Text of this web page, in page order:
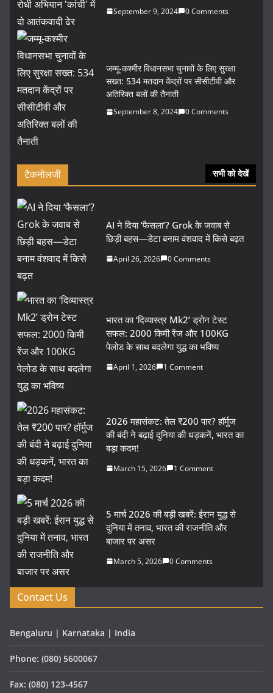
September 9, 2024 0 Comments
जम्मू-कश्मीर विधानसभा चुनावों के लिए सुरक्षा
सख्त: 534 मतदान केंद्रों पर सीसीटीवी और
अतिरिक्त बलों की तैनाती
September 8, 2024 0 Comments
टैकनोलजी सभी को देखें
AI ने दिया ‘फैसला’? Grok के जवाब से
छिड़ी बहस—डेटा बनाम वंशवाद में किसे बढ़त
April 26, 2026 0 Comments
भारत का ‘दिव्यास्त्र Mk2’ ड्रोन टेस्ट
सफल: 2000 किमी रेंज और 100KG
पेलोड के साथ बदलेगा युद्ध का भविष्य
April 1, 2026 1 Comment
2026 महासंकट: तेल ₹200 पार? हॉर्मुज
की बंदी ने बढ़ाई दुनिया की धड़कनें, भारत का
बड़ा कदम!
March 15, 2026 1 Comment
5 मार्च 2026 की बड़ी खबरें: ईरान युद्ध से
दुनिया में तनाव, भारत की राजनीति और
बाजार पर असर
March 5, 2026 0 Comments
Contact Us
Bengaluru | Karnataka | India
Phone: (080) 5600067
Fax: (080) 123-4567